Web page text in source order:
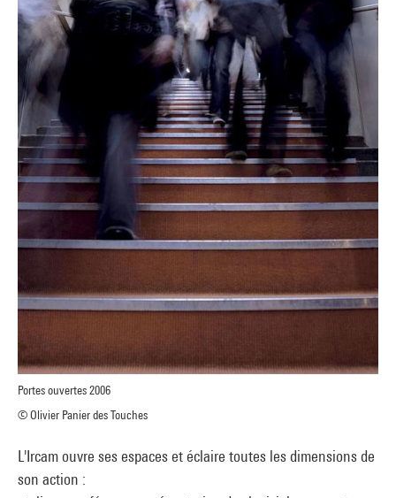
Portes ouvertes 2006
© Olivier Panier des Touches
L'Ircam ouvre ses espaces et éclaire toutes les dimensions de
son action :